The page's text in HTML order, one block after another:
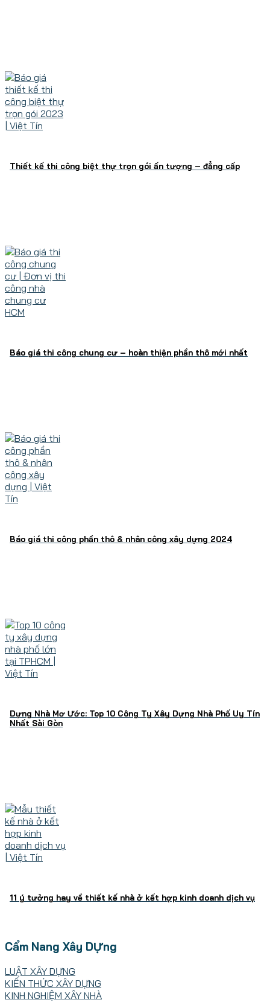
Thiết kế thi công biệt thự trọn gói ấn tượng – đẳng cấp
Báo giá thi công chung cư – hoàn thiện phần thô mới nhất
Báo giá thi công phần thô & nhân công xây dựng 2024
Dựng Nhà Mơ Ước: Top 10 Công Ty Xây Dựng Nhà Phố Uy Tín
Nhất Sài Gòn
11 ý tưởng hay về thiết kế nhà ở kết hợp kinh doanh dịch vụ
Cẩm Nang Xây DỰng
LUẬT XÂY DỰNG
KIẾN THỨC XÂY DỰNG
KINH NGHIỆM XÂY NHÀ